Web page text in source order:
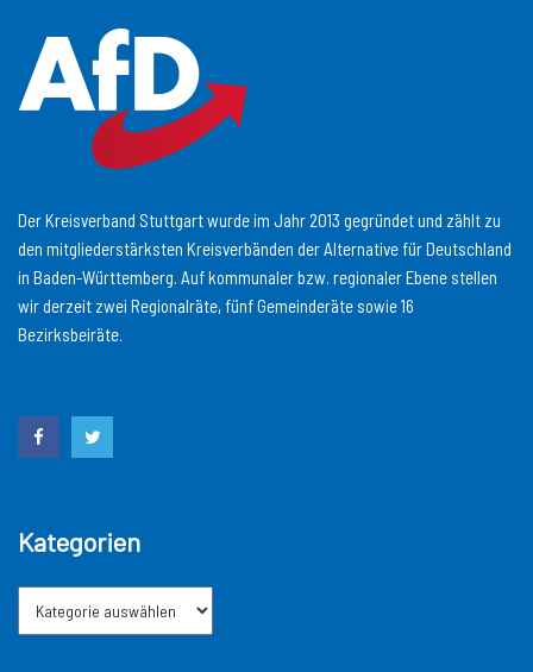
Der Kreisverband Stuttgart wurde im Jahr 2013 gegründet und zählt zu
den mitgliederstärksten Kreisverbänden der Alternative für Deutschland
in Baden-Württemberg. Auf kommunaler bzw. regionaler Ebene stellen
wir derzeit zwei Regionalräte, fünf Gemeinderäte sowie 16
Bezirksbeiräte.
Kategorien